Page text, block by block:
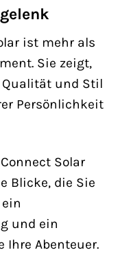
ist mehr als
Sie zeigt,
Qualität und Stil
Persönlichkeit
Solar
Blicke, die Sie
und ein
Ihre Abenteuer.